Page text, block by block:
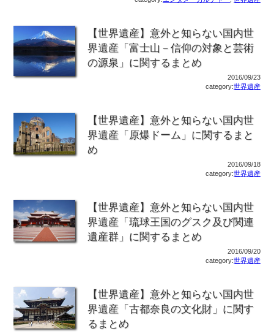
【世界遺産】意外と知らない国内世
界遺産「富士山－信仰の対象と芸術
の源泉」に関するまとめ
2016/09/23
category:世界遺産
【世界遺産】意外と知らない国内世
界遺産「原爆ドーム」に関するまと
め
2016/09/18
category:世界遺産
【世界遺産】意外と知らない国内世
界遺産「琉球王国のグスク及び関連
遺産群」に関するまとめ
2016/09/20
category:世界遺産
【世界遺産】意外と知らない国内世
界遺産「古都奈良の文化財」に関す
るまとめ